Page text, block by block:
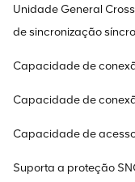
Unidade General
de sincronização
Capacidade de
Capacidade de
Capacidade de
Suporta a proteção